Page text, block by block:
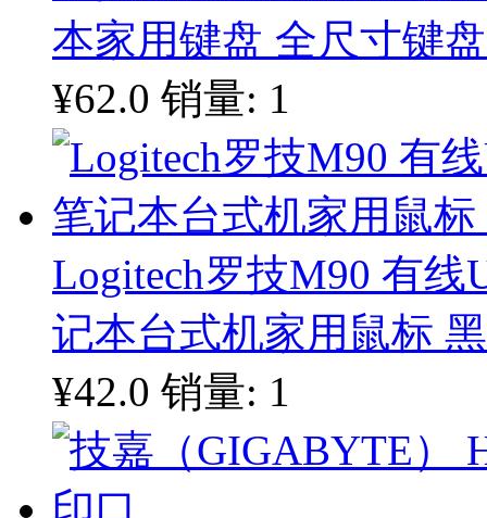
本家用键盘 全尺寸键
¥62.0 销量: 1
Logitech罗技M90 有
记本台式机家用鼠标
¥42.0 销量: 1